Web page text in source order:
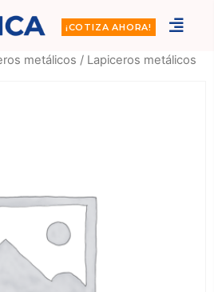
¡COTIZA AHORA!
metálicos / Lapiceros metálicos